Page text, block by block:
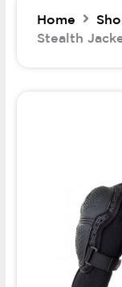
Home
Stealth